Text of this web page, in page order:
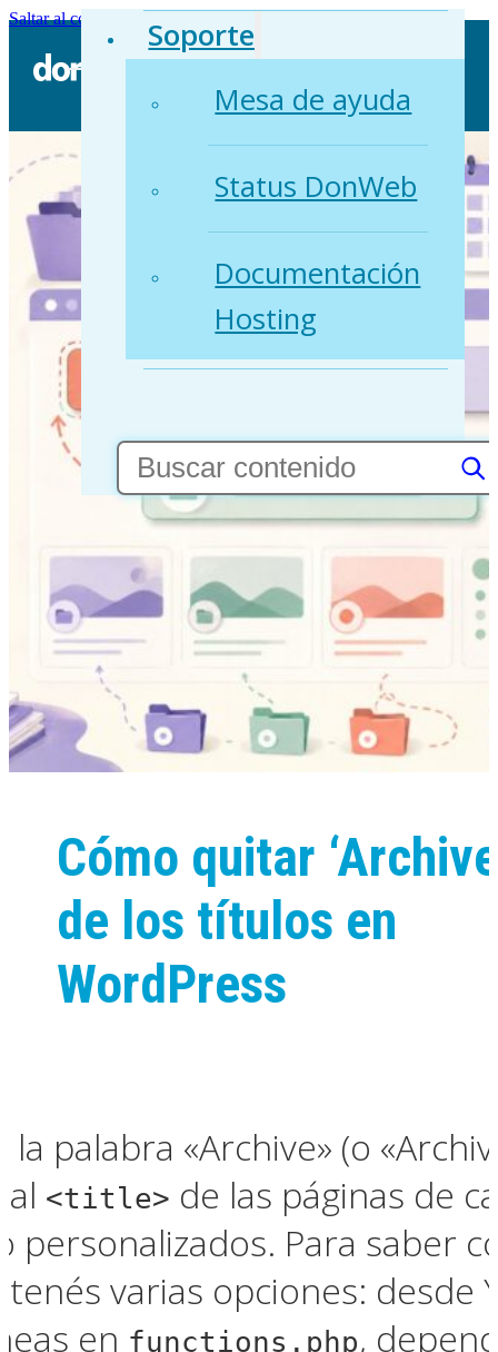
Saltar al contenido principalSoporte
Mesa de ayuda
Status DonWeb
Documentación
Hosting
Buscar
Cómo quitar
de los títulos en
WordPress
palabra «Archive» (o
<title> de las páginas de
personalizados. Para saber
tenés varias opciones: desde
en functions.php,